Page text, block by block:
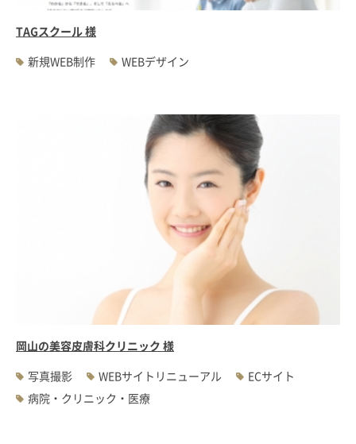
TAGスクール 様
新規WEB制作
WEBデザイン
岡山の美容皮膚科クリニック 様
写真撮影
WEBサイトリニューアル
ECサイト
病院・クリニック・医療